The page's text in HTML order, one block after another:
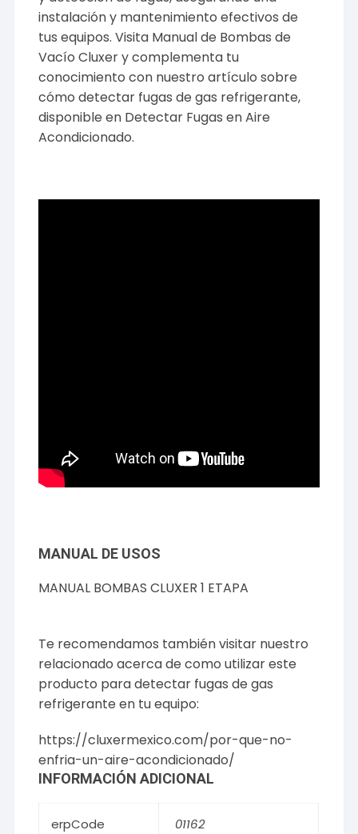
instalación y mantenimiento efectivos de
tus equipos. Visita Manual de Bombas de
Vacío Cluxery complementa tu
conocimiento con nuestro artículo sobre
cómo detectar fugas de gas refrigerante,
disponible en Detectar Fugas en Aire
Acondicionado.
MANUAL DE USOS
MANUAL BOMBAS CLUXER 1 ETAPA
Te recomendamos también visitar nuestro
relacionado acerca de como utilizar este
producto para detectar fugas de gas
refrigerante en tu equipo:
https://cluxermexico.com/por-que-no-
enfria-un-aire-acondicionado/
INFORMACIÓN ADICIONAL
erpCode
01162